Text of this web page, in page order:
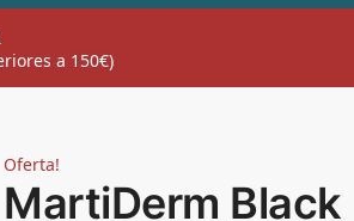
a 150€)
Oferta!
MartiDerm Black